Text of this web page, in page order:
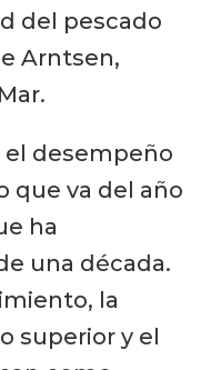
del pescado
Arntsen,
desempeño
que va del año
ha
una década.
la
superior y el